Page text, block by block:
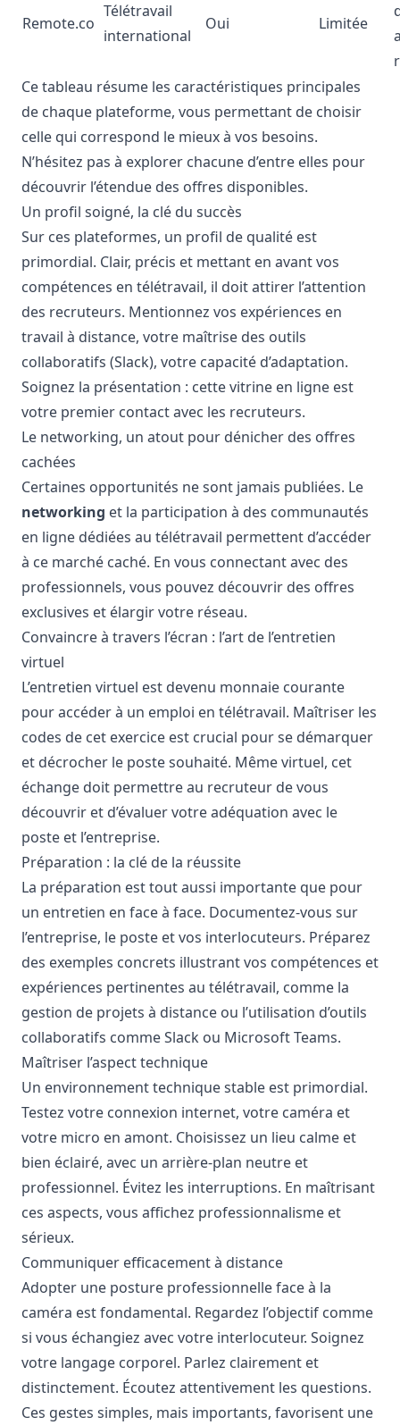
Remote.co
Télétravail
international
Oui Limitée
Ce tableau résume les caractéristiques principales
de chaque plateforme, vous permettant de choisir
celle qui correspond le mieux à vos besoins.
N’hésitez pas à explorer chacune d’entre elles pour
découvrir l’étendue des offres disponibles.
Un profil soigné, la clé du succès
Sur ces plateformes, un profil de qualité est
primordial. Clair, précis et mettant en avant vos
compétences en télétravail, il doit attirer l’attention
des recruteurs. Mentionnez vos expériences en
travail à distance, votre maîtrise des outils
collaboratifs (Slack), votre capacité d’adaptation.
Soignez la présentation : cette vitrine en ligne est
votre premier contact avec les recruteurs.
Le networking, un atout pour dénicher des offres
cachées
Certaines opportunités ne sont jamais publiées. Le
networking et la participation à des communautés
en ligne dédiées au télétravail permettent d’accéder
à ce marché caché. En vous connectant avec des
professionnels, vous pouvez découvrir des offres
exclusives et élargir votre réseau.
Convaincre à travers l’écran : l’art de l’entretien
virtuel
L’entretien virtuel est devenu monnaie courante
pour accéder à un emploi en télétravail. Maîtriser les
codes de cet exercice est crucial pour se démarquer
et décrocher le poste souhaité. Même virtuel, cet
échange doit permettre au recruteur de vous
découvrir et d’évaluer votre adéquation avec le
poste et l’entreprise.
Préparation : la clé de la réussite
La préparation est tout aussi importante que pour
un entretien en face à face. Documentez-vous sur
l’entreprise, le poste et vos interlocuteurs. Préparez
des exemples concrets illustrant vos compétences et
expériences pertinentes au télétravail, comme la
gestion de projets à distance ou l’utilisation d’outils
collaboratifs comme Slack ou Microsoft Teams.
Maîtriser l’aspect technique
Un environnement technique stable est primordial.
Testez votre connexion internet, votre caméra et
votre micro en amont. Choisissez un lieu calme et
bien éclairé, avec un arrière-plan neutre et
professionnel. Évitez les interruptions. En maîtrisant
ces aspects, vous affichez professionnalisme et
sérieux.
Communiquer efficacement à distance
Adopter une posture professionnelle face à la
caméra est fondamental. Regardez l’objectif comme
si vous échangiez avec votre interlocuteur. Soignez
votre langage corporel. Parlez clairement et
distinctement. Écoutez attentivement les questions.
Ces gestes simples, mais importants, favorisent une